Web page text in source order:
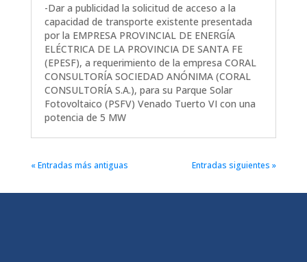
-Dar a publicidad la solicitud de acceso a la
capacidad de transporte existente presentada
por la EMPRESA PROVINCIAL DE ENERGÍA
ELÉCTRICA DE LA PROVINCIA DE SANTA FE
(EPESF), a requerimiento de la empresa CORAL
CONSULTORÍA SOCIEDAD ANÓNIMA (CORAL
CONSULTORÍA S.A.), para su Parque Solar
Fotovoltaico (PSFV) Venado Tuerto VI con una
potencia de 5 MW
« Entradas más antiguas Entradas siguientes »